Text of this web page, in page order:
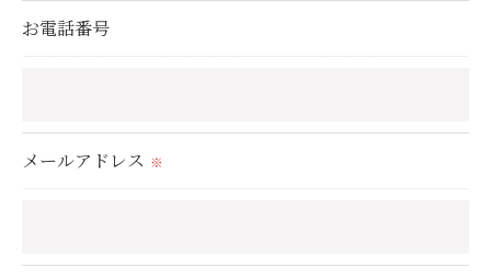
＜個人情報の委託について＞
お電話番号
メールアドレス ※